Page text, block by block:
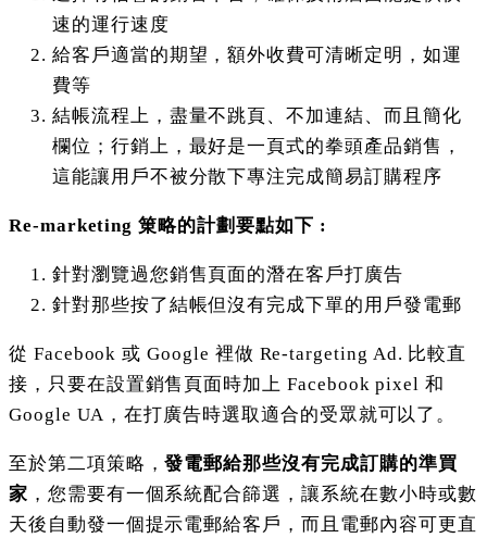
速的運行速度
給客戶適當的期望，額外收費可清晰定明，如運
費等
結帳流程上，盡量不跳頁、不加連結、而且簡化
欄位；行銷上，最好是一頁式的拳頭產品銷售，
這能讓用戶不被分散下專注完成簡易訂購程序
Re-marketing 䇿略的計劃要點如下 :
針對瀏覽過您銷售頁面的潛在客戶打廣告
針對那些按了結帳但沒有完成下單的用戶發電郵
從 Facebook 或 Google 裡做 Re-targeting Ad. 比較直
接，只要在設置銷售頁面時加上 Facebook pixel 和
Google UA，在打廣告時選取適合的受眾就可以了。
至於第二項策略，發電郵給那些沒有完成訂購的準買
家 ，您需要有一個系統配合篩選，讓系統在數小時或數
天後自動發一個提示電郵給客戶，而且電郵內容可更直